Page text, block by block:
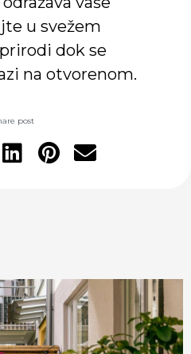
u svežem
dok se
na otvorenom.
post